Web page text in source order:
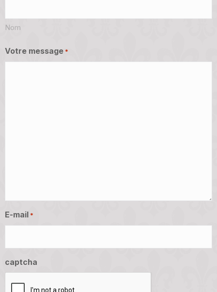
Nom
Votre message *
E-mail *
captcha